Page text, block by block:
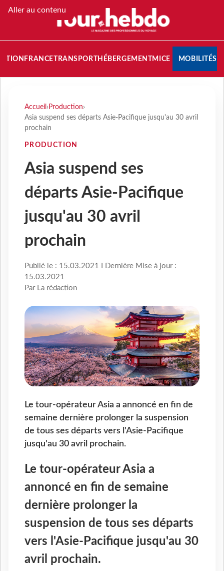
Aller au contenu
FRANCETRANSPORT HÉBERGEMENTMICE MOBILITÉS
Accueil › Production›
Asia suspend ses départs Asie-Pacifique jusqu'au 30 avril
prochain
PRODUCTION
Asia suspend ses
départs Asie-Pacifique
jusqu'au 30 avril
prochain
Publié le : 15.03.2021 I Dernière Mise à jour :
15.03.2021
Par La rédaction
Le tour-opérateur Asia a annoncé en fin de
semaine dernière prolonger la suspension
de tous ses départs vers l'Asie-Pacifique
jusqu'au 30 avril prochain.
Le tour-opérateur Asia a
annoncé en fin de semaine
dernière prolonger la
suspension de tous ses départs
vers l'Asie-Pacifique jusqu'au 30
avril prochain.